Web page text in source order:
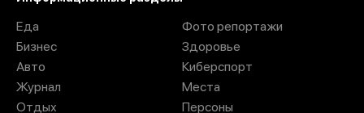
Еда
Бизнес
Авто
Журнал
Отдых
Фото репортажи
Здоровье
Киберспорт
Места
Персоны